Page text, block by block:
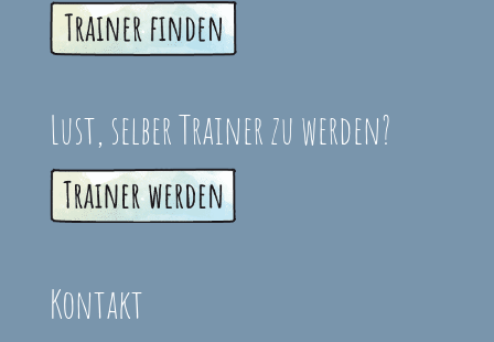
Lust, selber Trainer zu werden?
Kontakt